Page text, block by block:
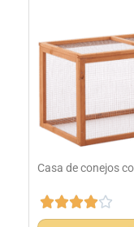
Casa de conejos
